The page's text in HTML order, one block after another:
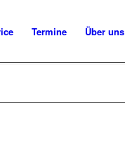
Termine Über uns